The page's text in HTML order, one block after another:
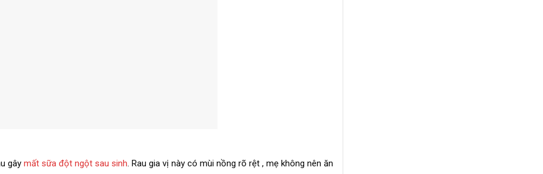
gây mất sữa đột ngột sau sinh. Rau gia vị này có mùi nồng rõ rệt , mẹ không nên ăn